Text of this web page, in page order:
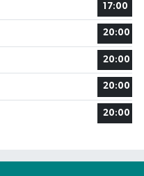
17:00
20:00
20:00
20:00
20:00